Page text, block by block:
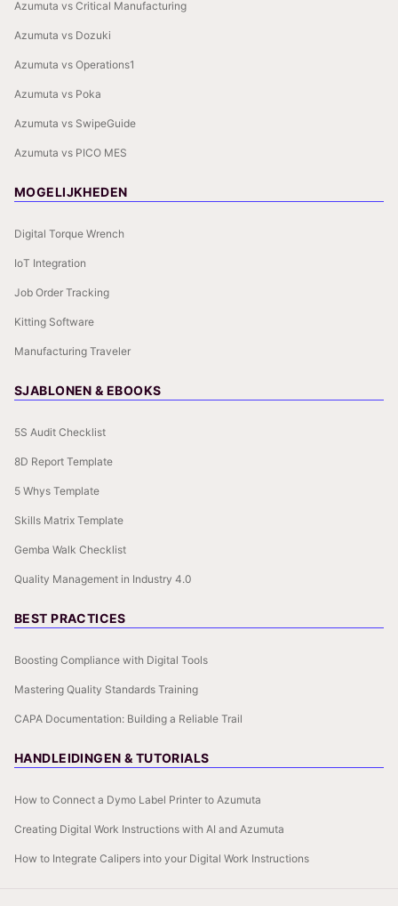
Azumuta vs Critical Manufacturing
Azumuta vs Dozuki
Azumuta vs Operations1
Azumuta vs Poka
Azumuta vs SwipeGuide
Azumuta vs PICO MES
MOGELIJKHEDEN
Digital Torque Wrench
IoT Integration
Job Order Tracking
Kitting Software
Manufacturing Traveler
SJABLONEN & EBOOKS
5S Audit Checklist
8D Report Template
5 Whys Template
Skills Matrix Template
Gemba Walk Checklist
Quality Management in Industry 4.0
BEST PRACTICES
Boosting Compliance with Digital Tools
Mastering Quality Standards Training
CAPA Documentation: Building a Reliable Trail
HANDLEIDINGEN & TUTORIALS
How to Connect a Dymo Label Printer to Azumuta
Creating Digital Work Instructions with AI and Azumuta
How to Integrate Calipers into your Digital Work Instructions